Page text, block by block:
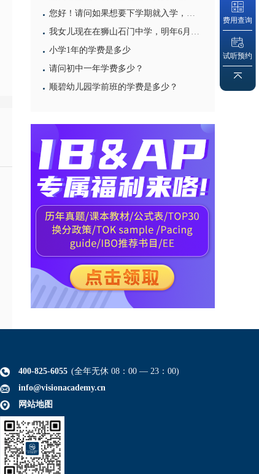
您好！请问如果想要下学期就入学，怎么办？
我女儿现在在狮山石门中学，明年6月参加中考， 请问到你们学校读高中，需要什么条件。谢谢！
小学1年的学费是多少
请问初中一年学费多少？
顺碧幼儿园学前班的学费是多少？
400-825-6055 (全年无休 08：00 — 23：00)
info@visionacademy.cn
网站地图
费用查询
试听预约